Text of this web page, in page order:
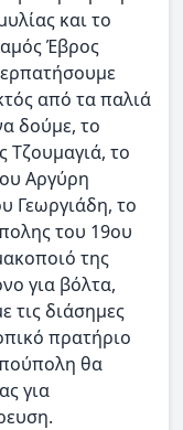
και το
Έβρος
από τα παλιά
δούμε, το
Τζουμαγιά, το
Αργύρη
Γεωργιάδη, το
του 19ου
της
για βόλτα,
τις διάσημες
πρατήριο
θα
για